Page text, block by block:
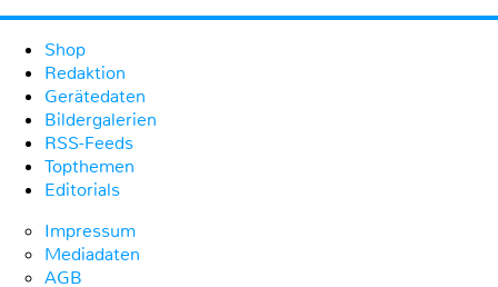
Shop
Redaktion
Gerätedaten
Bildergalerien
RSS-Feeds
Topthemen
Editorials
Impressum
Mediadaten
AGB